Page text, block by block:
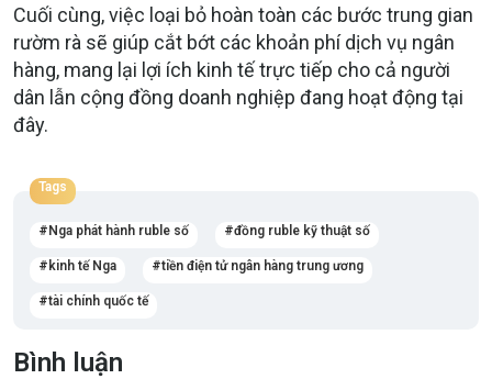
Cuối cùng, việc loại bỏ hoàn toàn các bước trung gian
rườm rà sẽ giúp cắt bớt các khoản phí dịch vụ ngân
hàng, mang lại lợi ích kinh tế trực tiếp cho cả người
dân lẫn cộng đồng doanh nghiệp đang hoạt động tại
đây.
Tags
Nga phát hành ruble số đồng ruble kỹ thuật số
kinh tế Nga tiền điện tử ngân hàng trung ương
tài chính quốc tế
Bình luận